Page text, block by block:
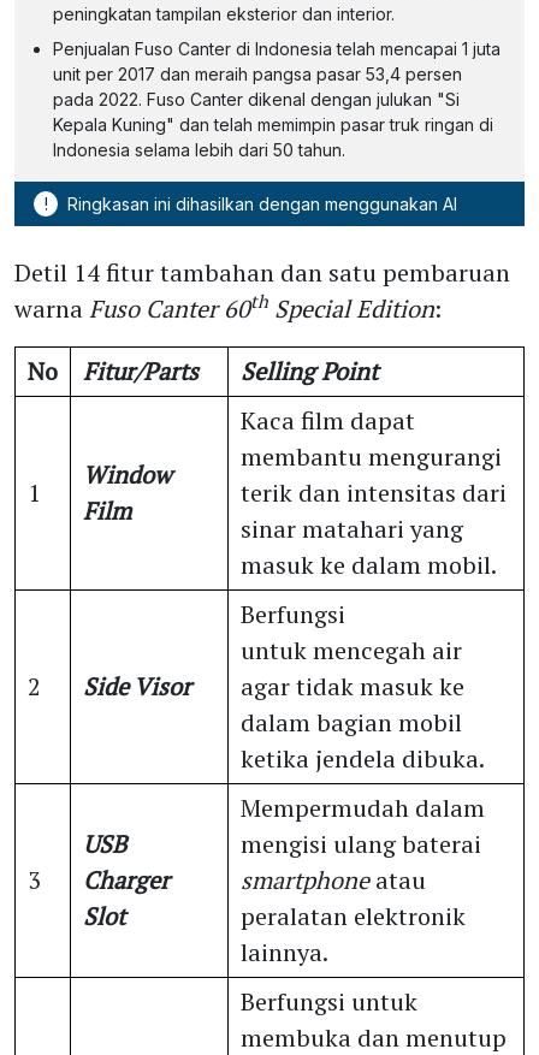
peningkatan tampilan eksterior dan interior.
Penjualan Fuso Canter di Indonesia telah mencapai 1 juta
unit per 2017 dan meraih pangsa pasar 53,4 persen
pada 2022. Fuso Canter dikenal dengan julukan "Si
Kepala Kuning" dan telah memimpin pasar truk ringan di
Indonesia selama lebih dari 50 tahun.
! Ringkasan ini dihasilkan dengan menggunakan AI
Detil 14 fitur tambahan dan satu pembaruan
warnaFuso Canter 60th Special Edition:
No
Fitur/Parts Selling Point
1
Window
Film
Kaca film dapat
membantu mengurangi
terik dan intensitas dari
sinar matahari yang
masuk ke dalam mobil.
2 Side Visor
Berfungsi
untuk mencegah air
agar tidak masuk ke
dalam bagian mobil
ketika jendela dibuka.
3
USB
Charger
Slot
Mempermudah dalam
mengisi ulang baterai
smartphoneatau
peralatan elektronik
lainnya.
Berfungsi untuk
membuka dan menutup